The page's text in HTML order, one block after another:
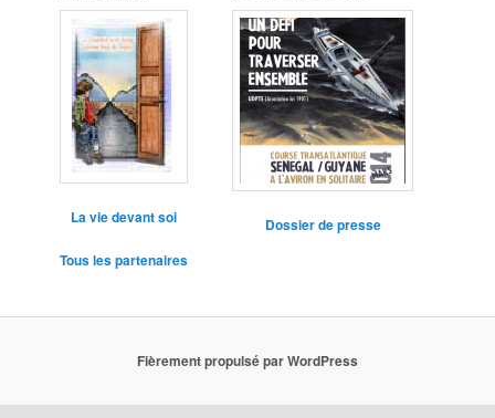
La vie devant soi
Tous les partenaires
Dossier de presse
Fièrement propulsé par WordPress